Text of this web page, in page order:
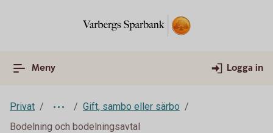
Meny Logga in
Privat
Gift, sambo eller särbo
Bodelning och bodelningsavtal